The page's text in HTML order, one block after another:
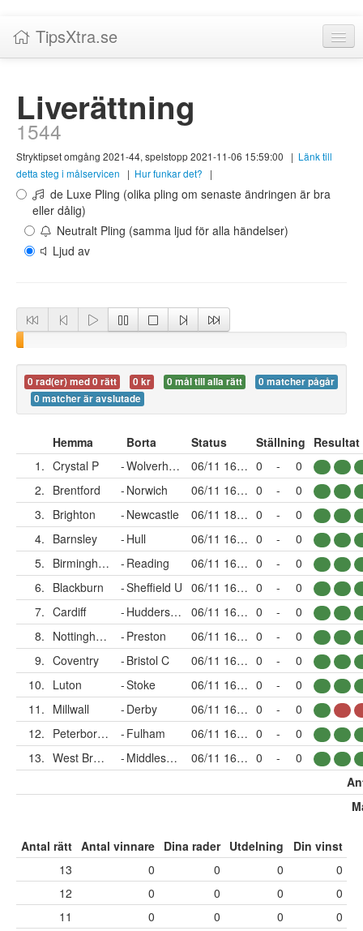
TipsXtra.se
Tabeller
Livescore!
Tipsförslag
Statistik
Liverättning
Om TipsXtra.se
Liverättning
1544
Stryktipset omgång 2021-44, spelstopp 2021-11-06 15:59:00 | Länk till
detta steg i målservicen
| Hur funkar det? |
de Luxe Pling (olika pling om senaste ändringen är bra
eller dålig)
Neutralt Pling (samma ljud för alla händelser)
Ljud av
0 rad(er) med 0 rätt 0 kr 0 mål till alla rätt
0 matcher pågår
0 matcher är avslutade
Hemma Borta Status Ställning Resultat
1. Crystal P - Wolverhampton 06/11 16:00 0 -
0
2. Brentford -Norwich 06/11 16:00 0 -
0
3. Brighton -Newcastle 06/11 18:30 0 -
0
4. Barnsley -Hull 06/11 16:00 0 -
0
5.
Birmingham -Reading 06/11 16:00 0 -
0
6. Blackburn -Sheffield U 06/11 16:00 0 -
0
7. Cardiff - Huddersfield 06/11 16:00 0 -
0
8.
Nottingham -Preston 06/11 16:00 0 -
0
9. Coventry -Bristol C 06/11 16:00 0 -
0
10. Luton -Stoke 06/11 16:00 0 -
0
11. Millwall -Derby 06/11 16:00 0 -
0
12.
Peterborough -Fulham 06/11 16:00 0 -
0
13.
West Bromwich - Middlesbrough 06/11 16:00 0 -
0
Antal rätt Antal vinnare Dina rader Utdelning
Din vinst
13
0 0 0
0
12
0 0 0
0
11
0 0 0
0